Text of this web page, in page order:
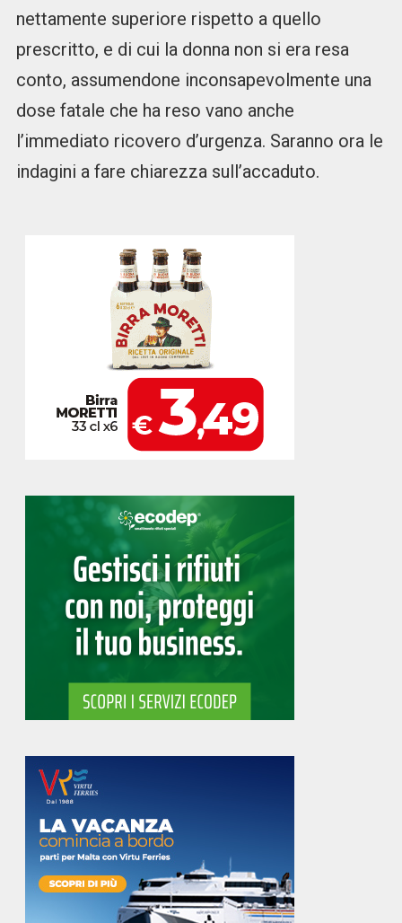
nettamente superiore rispetto a quello
prescritto, e di cui la donna non si era resa
conto, assumendone inconsapevolmente una
dose fatale che ha reso vano anche
l’immediato ricovero d’urgenza. Saranno ora le
indagini a fare chiarezza sull’accaduto.